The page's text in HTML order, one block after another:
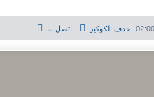
حذف الكوكيز اتصل بنا